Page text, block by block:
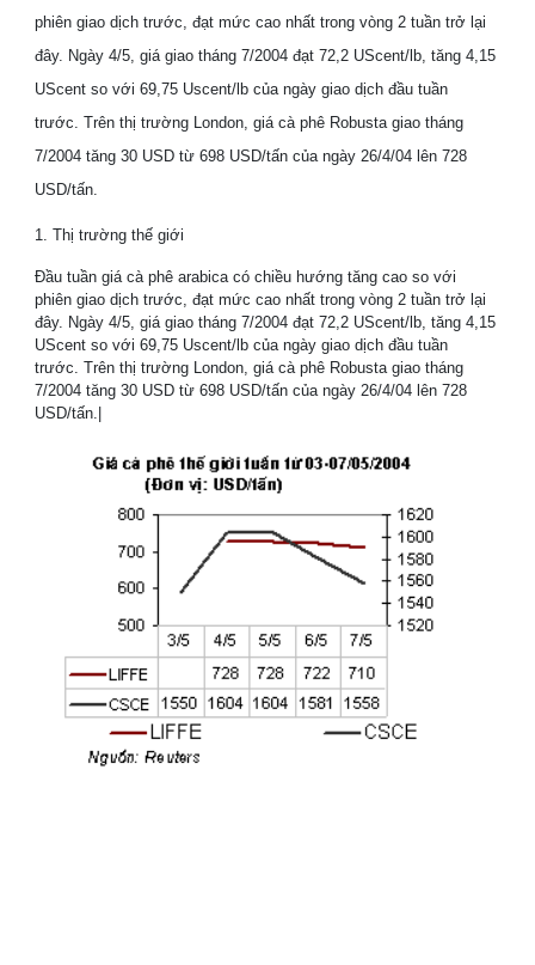
phiên giao dịch trước, đạt mức cao nhất trong vòng 2 tuần trở lại
đây. Ngày 4/5, giá giao tháng 7/2004 đạt 72,2 UScent/lb, tăng 4,15
UScent so với 69,75 Uscent/lb của ngày giao dịch đầu tuần
trước. Trên thị trường London, giá cà phê Robusta giao tháng
7/2004 tăng 30 USD từ 698 USD/tấn của ngày 26/4/04 lên 728
USD/tấn.
1. Thị trường thế giới
Đầu tuần giá cà phê arabica có chiều hướng tăng cao so với
phiên giao dịch trước, đạt mức cao nhất trong vòng 2 tuần trở lại
đây. Ngày 4/5, giá giao tháng 7/2004 đạt 72,2 UScent/lb, tăng 4,15
UScent so với 69,75 Uscent/lb của ngày giao dịch đầu tuần
trước. Trên thị trường London, giá cà phê Robusta giao tháng
7/2004 tăng 30 USD từ 698 USD/tấn của ngày 26/4/04 lên 728
USD/tấn.|